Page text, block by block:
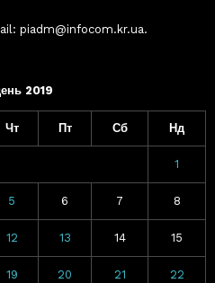
piadm@infocom.kr.ua.
2019
Чт Пт Сб Нд
1
5 6 7 8
12 13 14 15
19 20 21 22